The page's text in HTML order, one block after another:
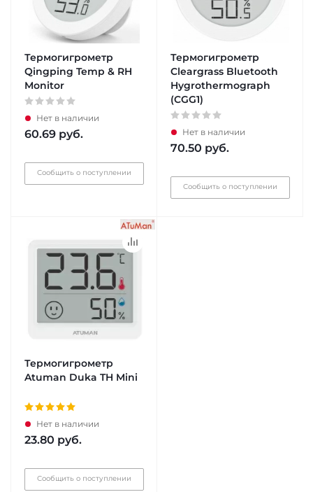
Термогигрометр
Qingping Temp & RH
Monitor
Нет в наличии
60.69 руб.
Сообщить о поступлении
Термогигрометр
Cleargrass Bluetooth
Hygrothermograph
(CGG1)
Нет в наличии
70.50 руб.
Сообщить о поступлении
Термогигрометр
Atuman Duka TH Mini
Нет в наличии
23.80 руб.
Сообщить о поступлении